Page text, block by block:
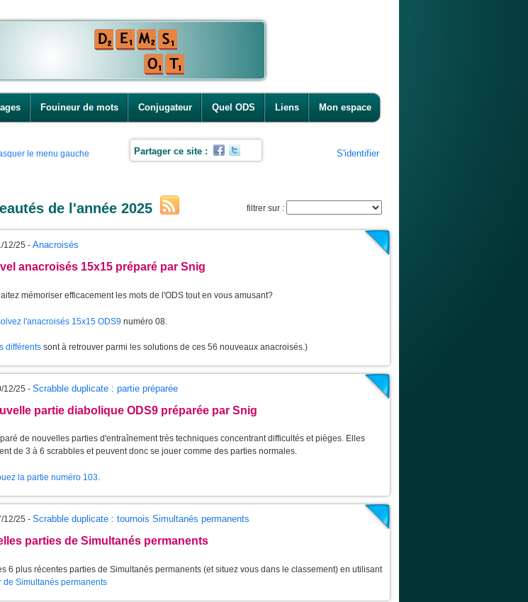
Fouineur de mots Conjugateur Quel ODS Liens Mon espace
le menu gauche Partager ce site : S'identifier
de l'année 2025 filtrer sur :
12/25 - Anacroisés
anacroisés 15x15 préparé par Snig
mémoriser efficacement les mots de l'ODS tout en vous amusant?
l'anacroisés 15x15 ODS9 numéro 08.
différents sont à retrouver parmi les solutions de ces 56 nouveaux anacroisés.)
12/25 - Scrabble duplicate : partie préparée
partie diabolique ODS9 préparée par Snig
de nouvelles parties d'entraînement très techniques concentrant difficultés et pièges. Elles
de 3 à 6 scrabbles et peuvent donc se jouer comme des parties normales.
la partie numéro 103.
12/25 - Scrabble duplicate : tournois Simultanés permanents
parties de Simultanés permanents
6 plus récentes parties de Simultanés permanents (et situez vous dans le classement) en utilisant
de Simultanés permanents